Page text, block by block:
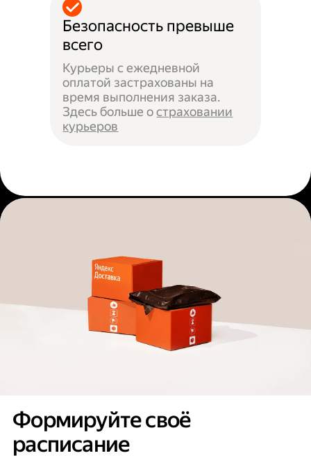
Безопасность превыше
всего
Курьеры с ежедневной
оплатой застрахованы на
время выполнения заказа.
Здесь больше остраховании
курьеров
Формируйте своё
расписание